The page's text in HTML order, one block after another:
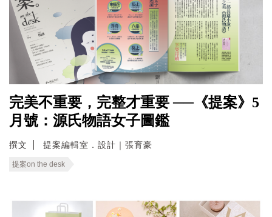
完美不重要，完整才重要 ──《提案》5
月號：源氏物語女子圖鑑
撰文 提案編輯室．設計｜張育豪
提案on the desk